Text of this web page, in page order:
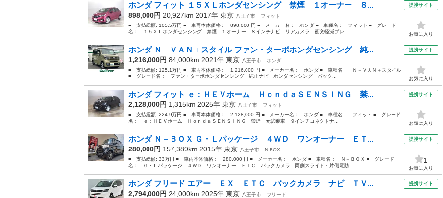
ホンダ フィット １５ＸＬホンダセンシング 禁煙 １オーナー ８...
898,000円 20,927km 2017年 東京 八王子市
フィット
■ 支払総額: 105.5万円 ■ 車両本体価格： 898,000 円 ■ メーカー名： ホンダ ■ 車種名： フィット ■ グレード
名： １５ＸＬホンダセンシング 禁煙 １オーナー ８インチナビ リアカメラ 衝突軽減ブレ...
提携サイト
お気に入り
ホンダ Ｎ－ＶＡＮ＋スタイル ファン・ターボホンダセンシング 純...
1,216,000円 84,000km 2021年 東京 八王子市
ホンダ
■ 支払総額: 125.1万円 ■ 車両本体価格： 1,216,000 円 ■ メーカー名： ホンダ ■ 車種名： Ｎ－ＶＡＮ＋スタイル
■ グレード名： ファン・ターボホンダセンシング 純正ナビ ホンダセンシング バック...
提携サイト
お気に入り
ホンダ フィット ｅ：ＨＥＶホーム ＨｏｎｄａＳＥＮＳＩＮＧ 禁...
2,128,000円 1,315km 2025年 東京 八王子市
フィット
■ 支払総額: 224.9万円 ■ 車両本体価格： 2,128,000 円 ■ メーカー名： ホンダ ■ 車種名： フィット ■ グレード
名： ｅ：ＨＥＶホーム ＨｏｎｄａＳＥＮＳＩＮＧ 禁煙 元試乗車 ９インチコネクトナ...
提携サイト
お気に入り
ホンダ Ｎ－ＢＯＸ Ｇ・Ｌパッケージ ４ＷＤ ワンオーナー ＥＴ...
280,000円 157,389km 2015年 東京 八王子市
N-BOX
■ 支払総額: 33万円 ■ 車両本体価格： 280,000 円 ■ メーカー名： ホンダ ■ 車種名： Ｎ－ＢＯＸ ■ グレード
名： Ｇ・Ｌパッケージ ４ＷＤ ワンオーナー ＥＴＣ バックカメラ 両側スライド・片側電動 ...
提携サイト
1
お気に入り
ホンダ フリード エアー ＥＸ ＥＴＣ バックカメラ ナビ ＴＶ...
2,794,000円 24,000km 2025年 東京 八王子市
フリード
提携サイト